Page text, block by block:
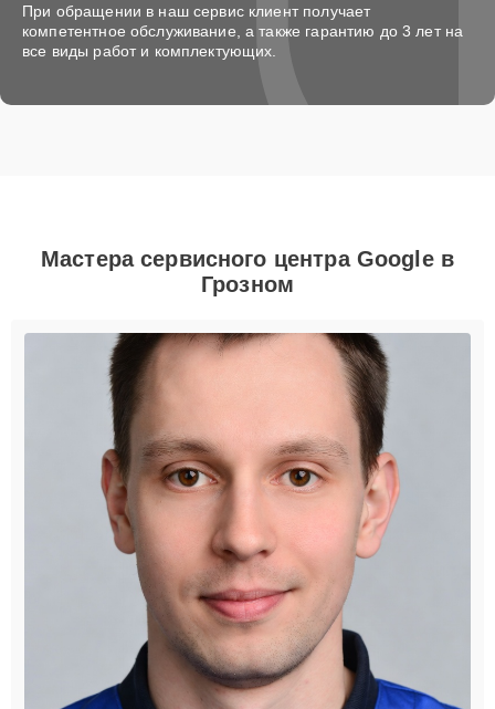
При обращении в наш сервис клиент получает
компетентное обслуживание, а также гарантию до 3 лет на
все виды работ и комплектующих.
Мастера сервисного центра Google в
Грозном